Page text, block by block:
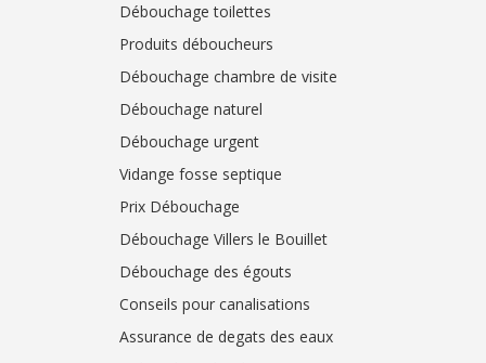
Débouchage toilettes
Produits déboucheurs
Débouchage chambre de visite
Débouchage naturel
Débouchage urgent
Vidange fosse septique
Prix Débouchage
Débouchage Villers le Bouillet
Débouchage des égouts
Conseils pour canalisations
Assurance de degats des eaux